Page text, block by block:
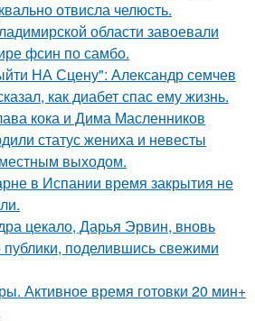
отвисла челюсть.
области завоевали
фсин по самбо.
НА Сцену": Александр семчев
как диабет спас ему жизнь.
кока и Дима Масленников
статус жениха и невесты
выходом.
в Испании время закрытия не
цекало, Дарья Эрвин, вновь
поделившись свежими
Активное время готовки 20 мин+